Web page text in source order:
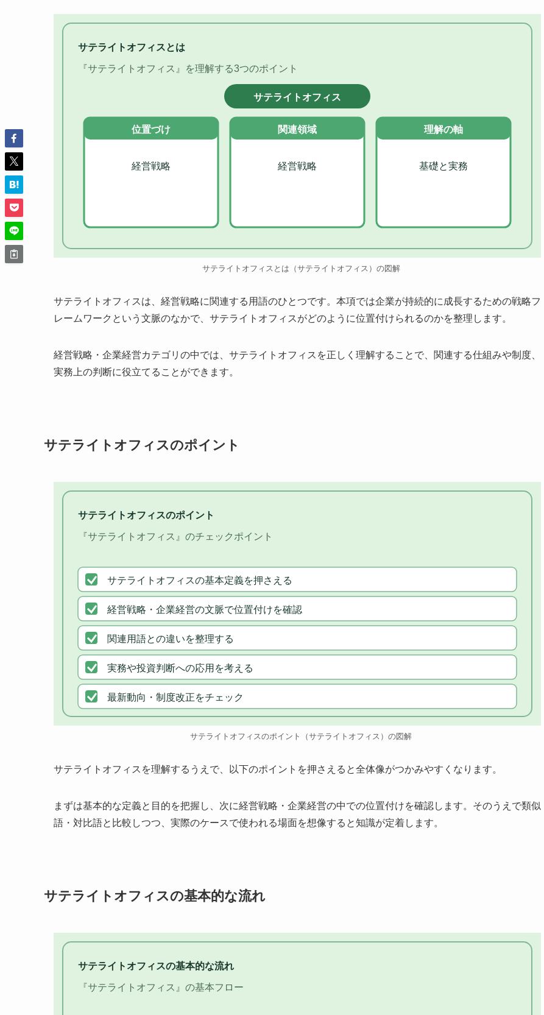
サテライトオフィスとは
『サテライトオフィス』を理解する3つのポイント
サテライトオフィス
位置づけ
経営戦略
関連領域
経営戦略
理解の軸
基礎と実務
サテライトオフィスとは（サテライトオフィス）の図解
サテライトオフィスは、経営戦略に関連する用語のひとつです。本項では企業が持続的に成長するための戦略フ
レームワークという文脈のなかで、サテライトオフィスがどのように位置付けられるのかを整理します。
経営戦略・企業経営カテゴリの中では、サテライトオフィスを正しく理解することで、関連する仕組みや制度、
実務上の判断に役立てることができます。
サテライトオフィスのポイント
サテライトオフィスのポイント
『サテライトオフィス』のチェックポイント
サテライトオフィスの基本定義を押さえる
経営戦略・企業経営の文脈で位置付けを確認
関連用語との違いを整理する
実務や投資判断への応用を考える
最新動向・制度改正をチェック
サテライトオフィスのポイント（サテライトオフィス）の図解
サテライトオフィスを理解するうえで、以下のポイントを押さえると全体像がつかみやすくなります。
まずは基本的な定義と目的を把握し、次に経営戦略・企業経営の中での位置付けを確認します。そのうえで類似
語・対比語と比較しつつ、実際のケースで使われる場面を想像すると知識が定着します。
サテライトオフィスの基本的な流れ
サテライトオフィスの基本的な流れ
『サテライトオフィス』の基本フロー